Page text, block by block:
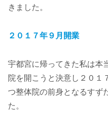
きました。
２０１７年９月開業
宇都宮に帰ってきた私は本
院を開こうと決意し２０１
つ整体院の前身となるすず
た。